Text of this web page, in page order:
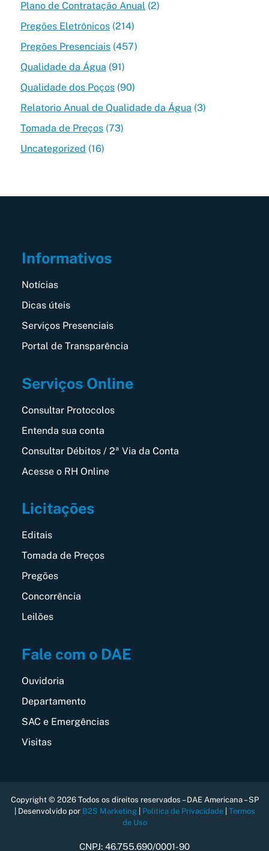
Plano de Contratação Anual (2)
Pregões Eletrônicos(214)
Pregões Presenciais(457)
Qualidade da Água (91)
Qualidade dos Poços(90)
Relatorio Anual de Qualidade da Água (3)
Tomada de Preços(73)
Uncategorized (16)
Informativos
Notícias
Dicas úteis
Serviços Presenciais
Portal de Transparência
Serviços Online
Consultar Protocolos
Entenda sua conta
Consultar Débitos / 2ª Via da Conta
Acesse o RH Online
Licitações
Editais
Tomada de Preços
Pregões
Concorrência
Leilões
Fale com o DAE
Ouvidoria
Departamento
SAC e Emergências
Visitas
Copyright © 2026 Todos os direitos reservados – DAE Americana – SP
| Desenvolvido por B2S Marketing| Política de Privacidade| Termos
de Uso
CNPJ: 46.755.690/0001-90